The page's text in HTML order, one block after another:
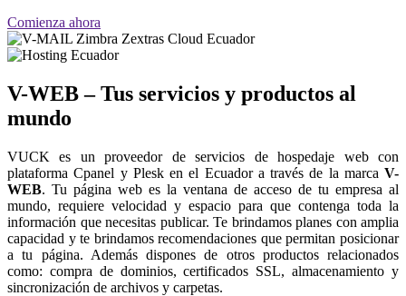
Comienza ahora
V-WEB – Tus servicios y productos al
mundo
VUCK es un proveedor de servicios de hospedaje web con
plataforma Cpanel y Plesk en el Ecuador a través de la marca V-
WEB. Tu página web es la ventana de acceso de tu empresa al
mundo, requiere velocidad y espacio para que contenga toda la
información que necesitas publicar. Te brindamos planes con amplia
capacidad y te brindamos recomendaciones que permitan posicionar
a tu página. Además dispones de otros productos relacionados
como: compra de dominios, certificados SSL, almacenamiento y
sincronización de archivos y carpetas.